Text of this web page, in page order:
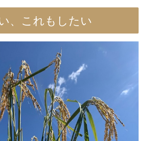
、これもしたい